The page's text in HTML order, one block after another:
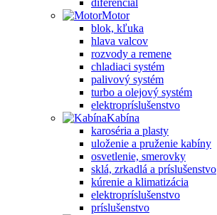
diferenciál
Motor
blok, kľuka
hlava valcov
rozvody a remene
chladiaci systém
palivový systém
turbo a olejový systém
elektropríslušenstvo
Kabína
karoséria a plasty
uloženie a pruženie kabíny
osvetlenie, smerovky
sklá, zrkadlá a príslušenstvo
kúrenie a klimatizácia
elektropríslušenstvo
príslušenstvo